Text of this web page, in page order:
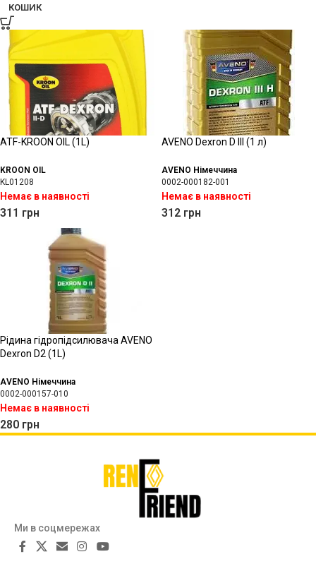
КОШИК
ATF-KROON OIL (1L)
KROON OIL
KL01208
Немає в наявності
311 грн
AVENO Dexron D lll (1 л)
AVENO Німеччина
0002-000182-001
Немає в наявності
312 грн
Рідина гідропідсилювача AVENO
Dexron D2 (1L)
AVENO Німеччина
0002-000157-010
Немає в наявності
280 грн
Ми в соцмережах